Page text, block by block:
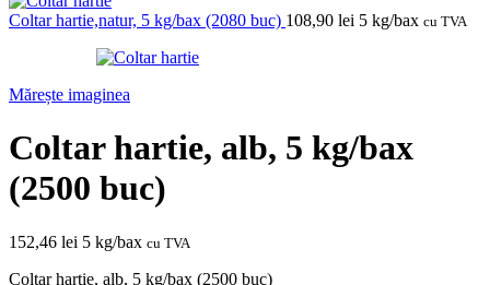
Coltar hartie,natur, 5 kg/bax (2080 buc) 108,90 lei 5 kg/bax cu TVA
Mărește imaginea
Coltar hartie, alb, 5 kg/bax
(2500 buc)
152,46 lei 5 kg/bax cu TVA
Coltar hartie, alb, 5 kg/bax (2500 buc)